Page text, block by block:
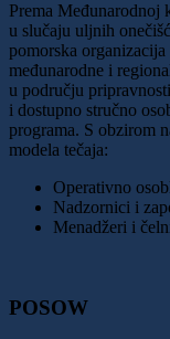
Prema Međunarodnoj
u slučaju uljnih
pomorska
međunarodne i
u području
i dostupno stručno
programa. S obzirom
modela tečaja:
Operativno
Nadzornici i
Menadžeri i
POSOW